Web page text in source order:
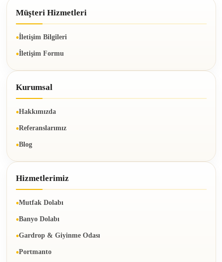
Müşteri Hizmetleri
İletişim Bilgileri
İletişim Formu
Kurumsal
Hakkımızda
Referanslarımız
Blog
Hizmetlerimiz
Mutfak Dolabı
Banyo Dolabı
Gardrop & Giyinme Odası
Portmanto